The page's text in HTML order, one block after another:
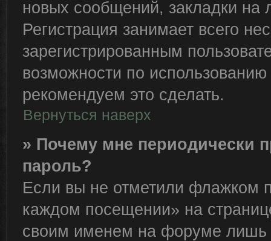
новых сообщений, закладки
Регистрация занимает всего
зарегистрированным
возможности по
рекомендуем это сделать.
Вернуться наверх
» Почему мне периодически
пароль?
Если вы не отметили флажком
каждом посещении» на
своим именем на форуме лишь